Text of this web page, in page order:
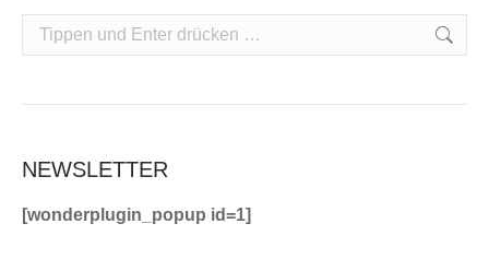
Search:
NEWSLETTER
[wonderplugin_popup id=1]